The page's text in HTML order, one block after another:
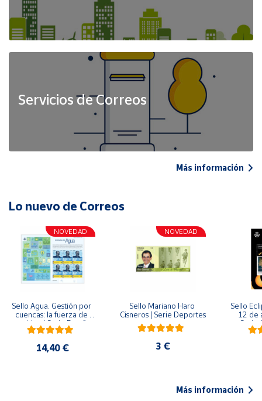
Servicios de Correos
Más información
Lo nuevo de Correos
NOVEDAD
Sello Agua. Gestión por
cuencas: la fuerza de
una idea.| Serie España
ES| Pliego Premium
14,40 €
NOVEDAD
Sello Mariano Haro
Cisneros | Serie Deportes
3 €
Sello
12 de
Serie
Más información